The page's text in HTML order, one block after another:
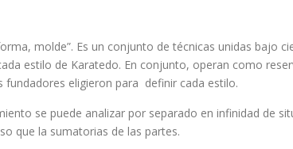
molde”. Es un conjunto de técnicas unidas bajo
estilo de Karatedo. En conjunto, operan como
fundadores eligieron para definir cada estilo.
se puede analizar por separado en infinidad de
que la sumatorias de las partes.